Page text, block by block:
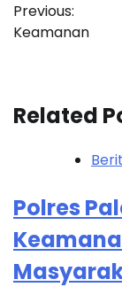
navigation
Previous:
Keamanan
Related
Polres